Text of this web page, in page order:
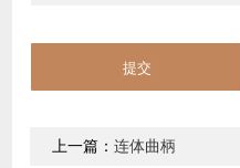
上一篇：连体曲柄